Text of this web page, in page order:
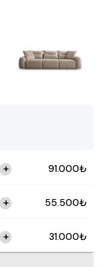
+ 91.000₺
+ 55.500₺
+ 31.000₺